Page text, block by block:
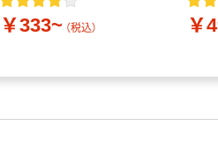
￥333~ （税込） ￥